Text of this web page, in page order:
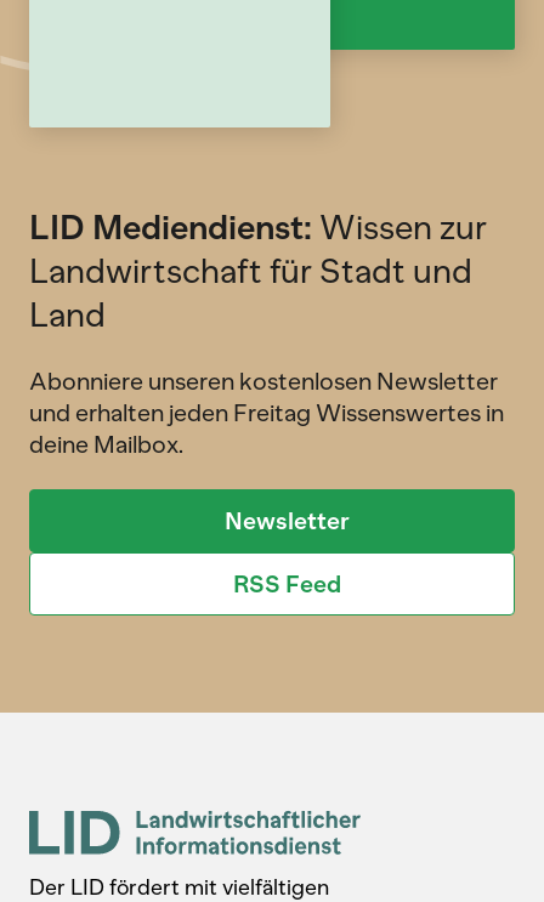
LID Mediendienst: Wissen zur
Landwirtschaft für Stadt und
Land
Abonniere unseren kostenlosen Newsletter
und erhalten jeden Freitag Wissenswertes in
deine Mailbox.
Newsletter
RSS Feed
Der LID fördert mit vielfältigen